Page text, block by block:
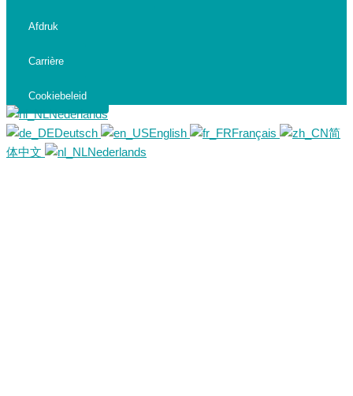
Afdruk
Carrière
Cookiebeleid
Nederlands
Deutsch
English Français
简
体中文
Nederlands